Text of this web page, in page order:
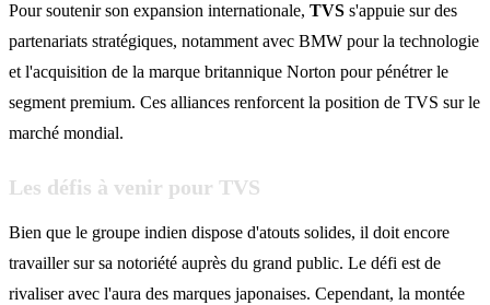
Pour soutenir son expansion internationale, TVS s'appuie sur des
partenariats stratégiques, notamment avec BMW pour la technologie
et l'acquisition de la marque britannique Norton pour pénétrer le
segment premium. Ces alliances renforcent la position de TVS sur le
marché mondial.
Les défis à venir pour TVS
Bien que le groupe indien dispose d'atouts solides, il doit encore
travailler sur sa notoriété auprès du grand public. Le défi est de
rivaliser avec l'aura des marques japonaises. Cependant, la montée